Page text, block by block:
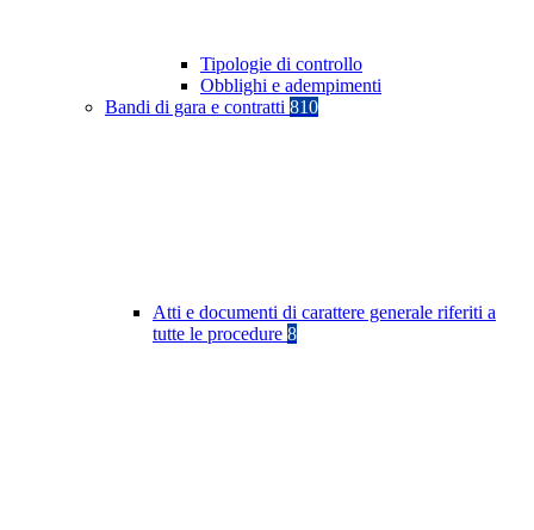
Tipologie di controllo
Obblighi e adempimenti
Bandi di gara e contratti 810
Atti e documenti di carattere generale riferiti a
tutte le procedure 8